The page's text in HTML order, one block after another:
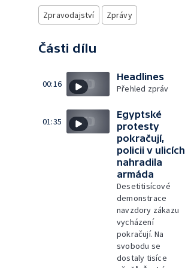
Zpravodajství Zprávy
Části dílu
00:16
Headlines
Přehled zpráv
01:35
Egyptské
protesty
pokračují,
policii v ulicích
nahradila
armáda
Desetitisícové
demonstrace
navzdory zákazu
vycházení
pokračují. Na
svobodu se
dostaly tisíce